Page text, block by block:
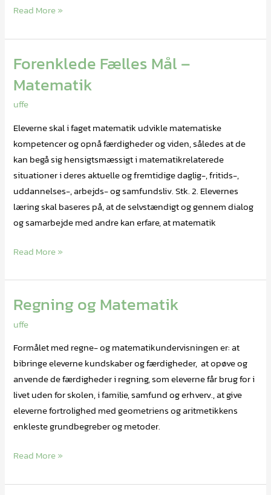
Read More »
Forenklede Fælles Mål –
Matematik
uffe
Eleverne skal i faget matematik udvikle matematiske
kompetencer og opnå færdigheder og viden, således at de
kan begå sig hensigtsmæssigt i matematikrelaterede
situationer i deres aktuelle og fremtidige daglig-, fritids-,
uddannelses-, arbejds- og samfundsliv. Stk. 2. Elevernes
læring skal baseres på, at de selvstændigt og gennem dialog
og samarbejde med andre kan erfare, at matematik
Forenklede
Mål
–
Matematik
Read More »
Regning og Matematik
uffe
Formålet med regne- og matematikundervisningen er: at
bibringe eleverne kundskaber og færdigheder, at opøve og
anvende de færdigheder i regning, som eleverne får brug for i
livet uden for skolen, i familie, samfund og erhverv., at give
eleverne fortrolighed med geometriens og aritmetikkens
enkleste grundbegreber og metoder.
Regning
Read More »